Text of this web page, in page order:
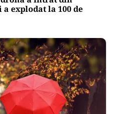
explodat la 100 de